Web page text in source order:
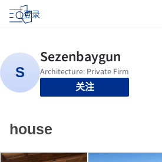
登录
关注
house